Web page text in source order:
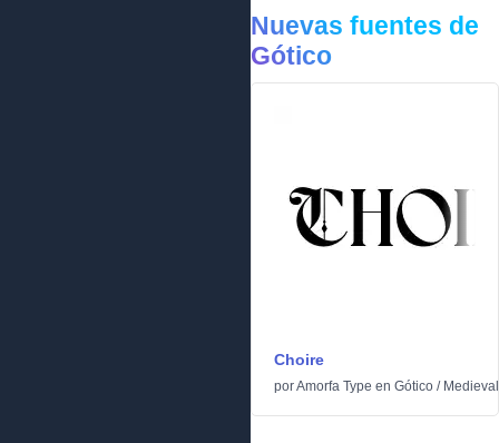
Nuevas fuentes de
Gótico
Choire
porAmorfa Type en Gótico / Medieval